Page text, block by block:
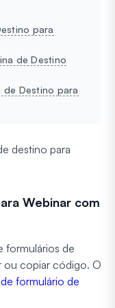
para
de Destino
de Destino para
destino para
Webinar com
formulários de
ou copiar código. O
formulário de